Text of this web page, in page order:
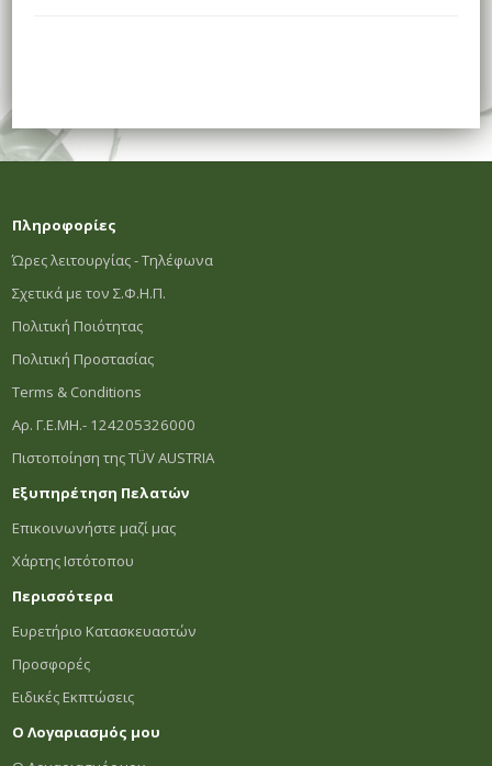
Πληροφορίες
Ώρες λειτουργίας - Τηλέφωνα
Σχετικά με τον Σ.Φ.Η.Π.
Πολιτική Ποιότητας
Πολιτική Προστασίας
Terms & Conditions
Αρ. Γ.Ε.ΜΗ.- 124205326000
Πιστοποίηση της TÜV AUSTRIA
Εξυπηρέτηση Πελατών
Επικοινωνήστε μαζί μας
Χάρτης Ιστότοπου
Περισσότερα
Ευρετήριο Κατασκευαστών
Προσφορές
Ειδικές Εκπτώσεις
Ο Λογαριασμός μου